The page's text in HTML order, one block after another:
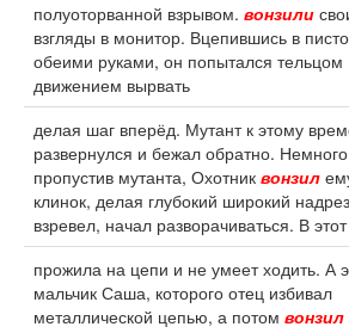
полуоторванной взрывом. вонзили
взгляды в монитор. Вцепившись в
обеими руками, он попытался тельцом
движением вырвать
делая шаг вперёд. Мутант к этому
развернулся и бежал обратно. Немного
пропустив мутанта, Охотник вонзил
клинок, делая глубокий широкий
взревел, начал разворачиваться. В
прожила на цепи и не умеет ходить. А
мальчик Саша, которого отец избивал
металлической цепью, а потом вонзил